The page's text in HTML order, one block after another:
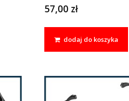
57,00 zł
dodaj do koszyka